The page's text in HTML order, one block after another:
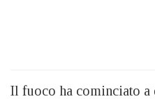
Il fuoco ha cominciato